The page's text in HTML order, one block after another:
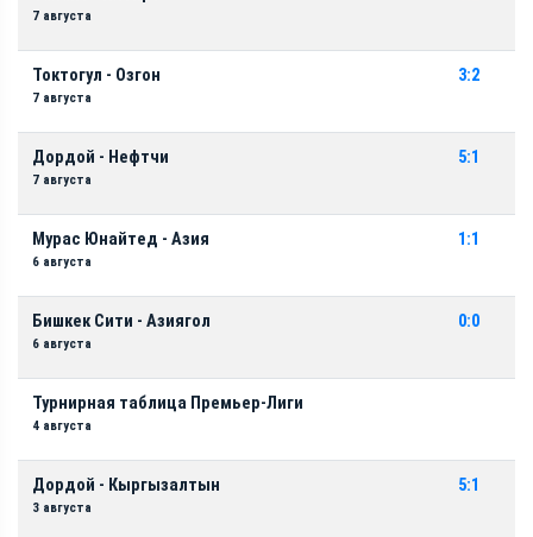
7 августа
Токтогул - Озгон
7 августа
3:2
Дордой - Нефтчи
7 августа
5:1
Мурас Юнайтед - Азия
6 августа
1:1
Бишкек Сити - Азиягол
6 августа
0:0
Турнирная таблица Премьер-Лиги
4 августа
Дордой - Кыргызалтын
3 августа
5:1